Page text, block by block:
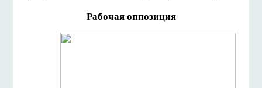
Рабочая оппозиция